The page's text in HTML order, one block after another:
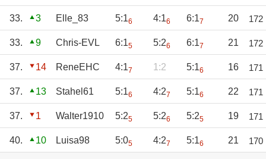
33. 3 Elle_83 5:16 4:16 6:17 20 172
33. 9 Chris-EVL 6:15 5:26 6:17 21 172
37. 14 ReneEHC 4:17 1:2 5:16 16 171
37. 13 Stahel61 5:16 4:27 5:16 22 171
37. 1 Walter1910 5:25 5:26 5:25 19 171
40. 10 Luisa98 5:05 4:27 5:16 21 170